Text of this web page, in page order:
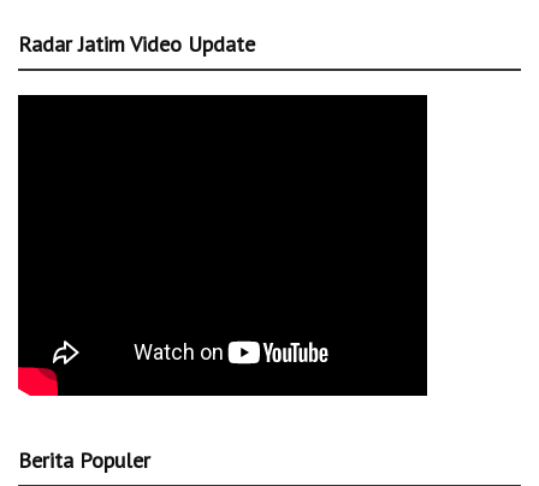
Radar Jatim Video Update
Berita Populer